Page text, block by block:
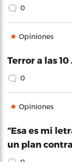
0
Opiniones
Terror a las 10
0
Opiniones
“Esa es mi
un plan